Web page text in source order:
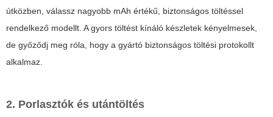
útközben, válassz nagyobb mAh értékű, biztonságos töltéssel
rendelkező modellt. A gyors töltést kínáló készletek kényelmesek,
de győződj meg róla, hogy a gyártó biztonságos töltési protokollt
alkalmaz.
2. Porlasztók és utántöltés